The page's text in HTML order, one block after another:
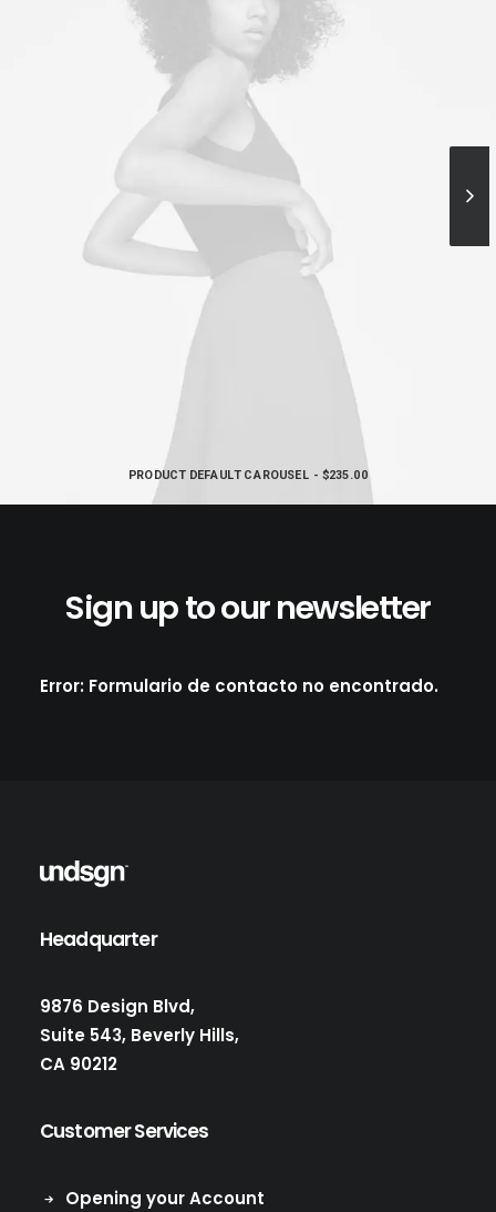
PRODUCT DEFAULT CAROUSEL $235.00
Sign up to our newsletter
Error: Formulario de contacto no encontrado.
Headquarter
9876 Design Blvd,
Suite 543, Beverly Hills,
CA 90212
Customer Services
Opening your Account